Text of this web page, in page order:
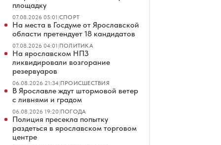
площадку
07.08.2026 05:01|СПОРТ
На места в Госдуме от Ярославской
области претендует 18 кандидатов
07.08.2026 04:01|ПОЛИТИКА
На ярославском НПЗ
ликвидировали возгорание
резервуаров
06.08.2026 21:34|ПРОИСШЕСТВИЯ
В Ярославле ждут штормовой ветер
с ливнями и градом
06.08.2026 19:20|ПОГОДА
Полиция пресекла попытку
раздеться в ярославском торговом
центре